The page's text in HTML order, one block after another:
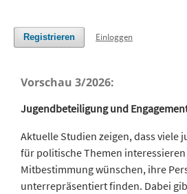
Registrieren Einloggen
Vorschau 3/2026:
Jugendbeteiligung und
Aktuelle Studien zeigen, dass viele
für politische Themen
Mitbestimmung wünschen, ihre
unterrepräsentiert finden. Dabei